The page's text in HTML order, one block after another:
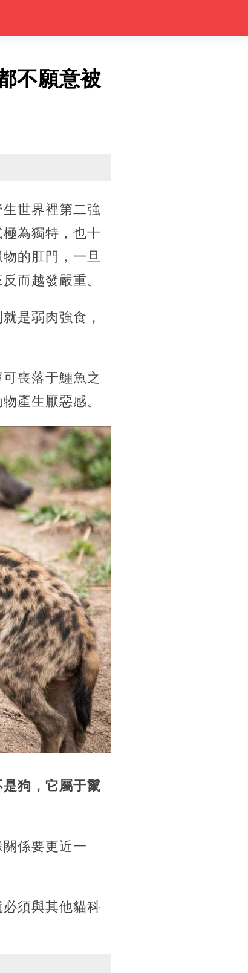
不願意被
世界裡第二強
為獨特，也十
的肛門，一旦
而越發嚴重。
是弱肉強食，
喪落于鱷魚之
產生厭惡感。
狗，它屬于鬣
係要更近一
須與其他貓科